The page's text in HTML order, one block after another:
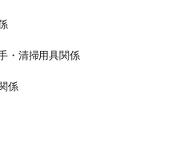
・清掃用具関係
係